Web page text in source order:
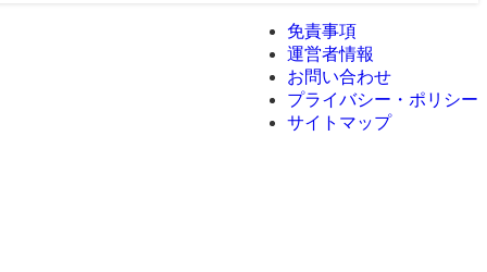
免責事項
運営者情報
お問い合わせ
プライバシー・ポリシー
サイトマップ